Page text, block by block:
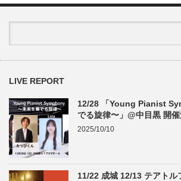
LIVE REPORT
12/28 「Young Pianist
でる旋律〜」@中目黒 開催
2025/10/10
11/22 成城 12/13 テアトル